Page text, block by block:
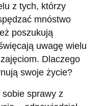
z tych, którzy
mnóstwo
poszukują
uwagę wielu
Dlaczego
swoje życie?
sprawy z